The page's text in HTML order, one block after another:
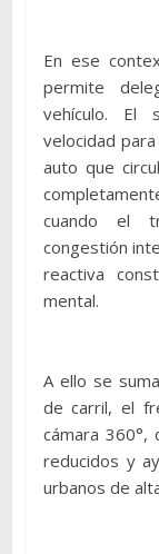
En ese
permite
vehículo. El
velocidad
auto que
cuando el
congestión
reactiva
mental.
A ello se
de carril, el
cámara 360°,
reducidos y
urbanos de